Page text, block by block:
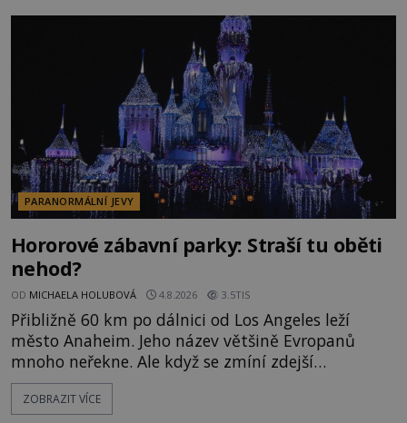
následně nalezne schovaný kokain. Tímto
momentem se slavnému
PARANORMÁLNÍ JEVY
Hororové zábavní parky: Straší tu oběti
nehod?
OD MICHAELA HOLUBOVÁ 4.8.2026 3.5TIS
Přibližně 60 km po dálnici od Los Angeles leží
město Anaheim. Jeho název většině Evropanů
mnoho neřekne. Ale když se zmíní zdejší
Disneyland, je hned jasno. Zábavní park vyroste na
poklidném místě bývalého sadu pomerančovníků.
ZOBRAZIT VÍCE